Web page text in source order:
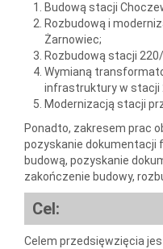
Budową stacji
Rozbudową i
Żarnowiec;
Rozbudową stacji
Wymianą
infrastruktury w stacji
Modernizacją stacji
Ponadto, zakresem prac
pozyskanie dokumentacji
budową, pozyskanie
zakończenie budowy,
Cel:
Celem przedsięwzięcia